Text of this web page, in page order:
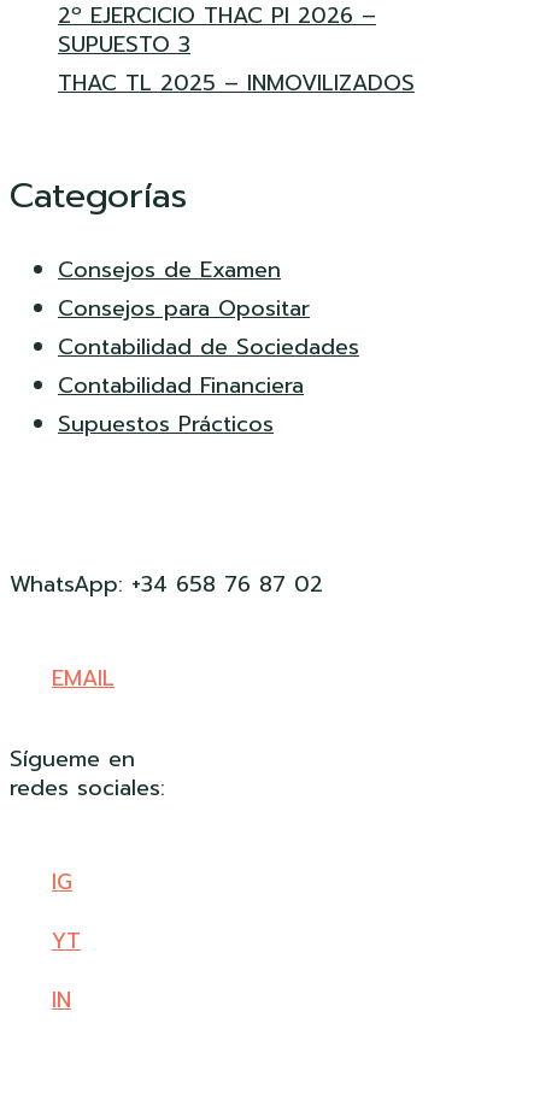
2º EJERCICIO THAC PI 2026 –
SUPUESTO 3
THAC TL 2025 – INMOVILIZADOS
Categorías
Consejos de Examen
Consejos para Opositar
Contabilidad de Sociedades
Contabilidad Financiera
Supuestos Prácticos
WhatsApp: +34 658 76 87 02
EMAIL
Sígueme en
redes sociales:
IG
YT
IN